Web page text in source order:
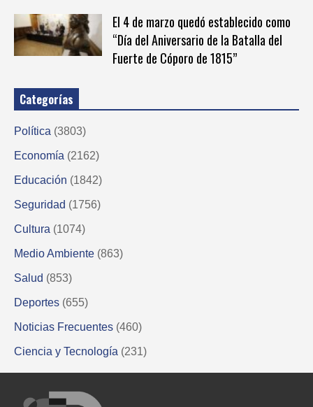
El 4 de marzo quedó establecido como
“Día del Aniversario de la Batalla del
Fuerte de Cóporo de 1815”
Categorías
Política (3803)
Economía (2162)
Educación (1842)
Seguridad (1756)
Cultura (1074)
Medio Ambiente (863)
Salud (853)
Deportes (655)
Noticias Frecuentes (460)
Ciencia y Tecnología (231)